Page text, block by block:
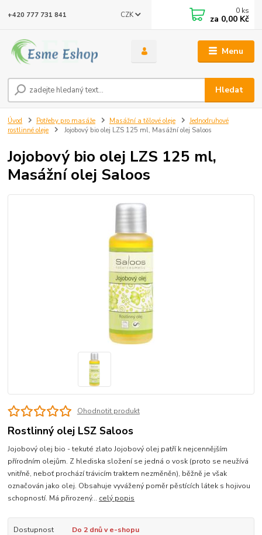
Menu
CZK
Hledat
+420 777 731 841 0 ks
za 0,00 Kč
Úvod Potřeby pro masáže Masážní a tělové oleje
Jednodruhové
rostlinné oleje
Jojobový bio olej LZS 125 ml, Masážní olej Saloos
Jojobový bio olej LZS 125 ml,
Masážní olej Saloos
Ohodnotit produkt
Rostlinný olej LSZ Saloos
Jojobový olej bio - tekuté zlato Jojobový olej patří k nejcennějším
přírodním olejům. Z hlediska složení se jedná o vosk (proto se neužívá
vnitřně, neboť prochází trávicím traktem nezměněn), běžně je však
označován jako olej. Obsahuje vyvážený poměr pěstících látek s hojivou
schopností. Má přirozený... celý popis
Dostupnost Do 2 dnů v e-shopu